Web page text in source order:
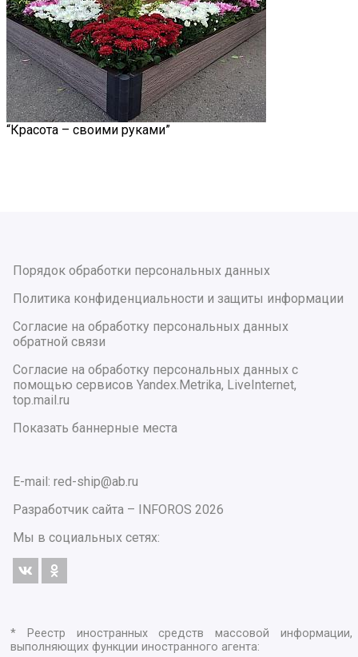
“Красота – своими руками”
Порядок обработки персональных данных
Политика конфиденциальности и защиты информации
Согласие на обработку персональных данных
обратной связи
Согласие на обработку персональных данных с
помощью сервисов Yandex.Metrika, LiveInternet,
top.mail.ru
Показать баннерные места
E-mail: red-ship@ab.ru
Разработчик сайта –
INFOROS 2026
Мы в социальных сетях:
* Реестр иностранных средств массовой информации,
выполняющих функции иностранного агента: